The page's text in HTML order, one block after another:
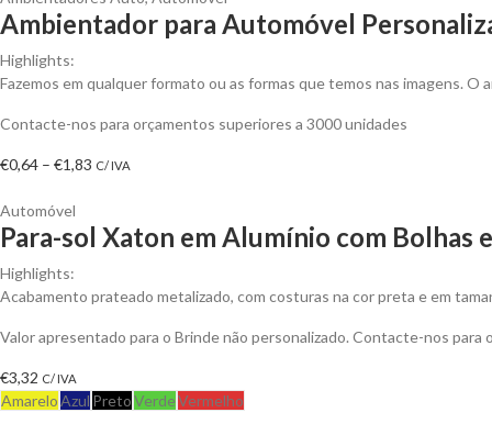
Ambientador para Automóvel
Highlights:
Fazemos em qualquer formato ou as formas que temos nas imagens.
Contacte-nos para orçamentos superiores a 3000 unidades
€0,64 – €1,83 Price
through
C/ IVA
Automóvel
Para-sol Xaton em Alumínio com Bolhas
Highlights:
Acabamento prateado metalizado, com costuras na cor preta e em
Valor apresentado para o Brinde não personalizado. Contacte-nos
€3,32 C/ IVA
AmareloAzul PretoVerdeVermelho